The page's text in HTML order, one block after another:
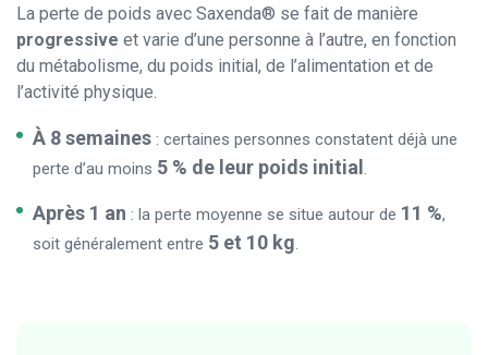
La perte de poids avec Saxenda® se fait de manière
progressive et varie d’une personne à l’autre, en fonction
du métabolisme, du poids initial, de l’alimentation et de
l’activité physique.
À 8 semaines : certaines personnes constatent déjà une
perte d’au moins 5 % de leur poids initial .
Après 1 an : la perte moyenne se situe autour de 11 %,
soit généralement entre 5 et 10 kg.